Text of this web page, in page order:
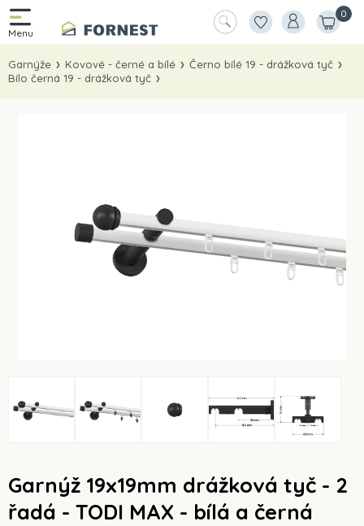
0
Garnýže Kovové - černé a bílé
Černo bílé 19 - drážková tyč
Bílo černá 19 - drážková tyč
Garnýž 19x19mm drážková tyč - 2
řadá - TODI MAX - bílá a černá